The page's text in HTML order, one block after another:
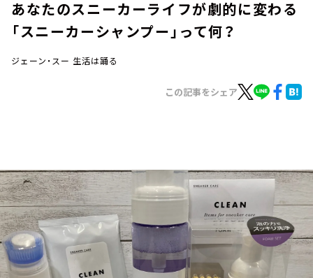
お知らせ
イベント・グッズ
YouTube
会社情報
あなたのスニーカーライフが劇的に変わる
「スニーカーシャンプー」って何？
ジェーン・スー 生活は踊る
この記事をシェア